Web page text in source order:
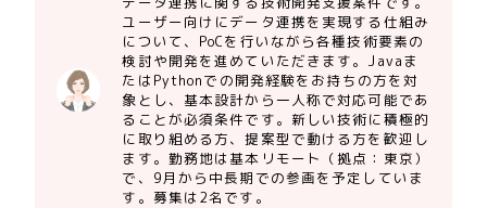
ユーザー向けにデータ連携を実現する仕組み
について、PoCを行いながら各種技術要素の
検討や開発を進めていただきます。Javaま
たはPythonでの開発経験をお持ちの方を対
象とし、基本設計から一人称で対応可能であ
ることが必須条件です。新しい技術に積極的
に取り組める方、提案型で動ける方を歓迎し
ます。勤務地は基本リモート（拠点：東京）
で、9月から中長期での参画を予定していま
す。募集は2名です。